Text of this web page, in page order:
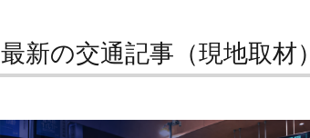
最新の交通記事（現地取材）